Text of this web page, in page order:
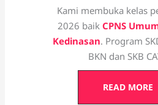
Kami membuka kelas
2026 baikCPNS
Kedinasan. Program
BKN dan SKB
READ MORE